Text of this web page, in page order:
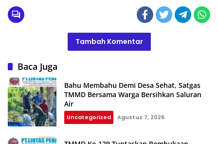
Tambah Komentar
Baca Juga
Bahu Membahu Demi Desa Sehat, Satgas
TMMD Bersama Warga Bersihkan Saluran
Air
Uncategorized Agustus 7, 2026